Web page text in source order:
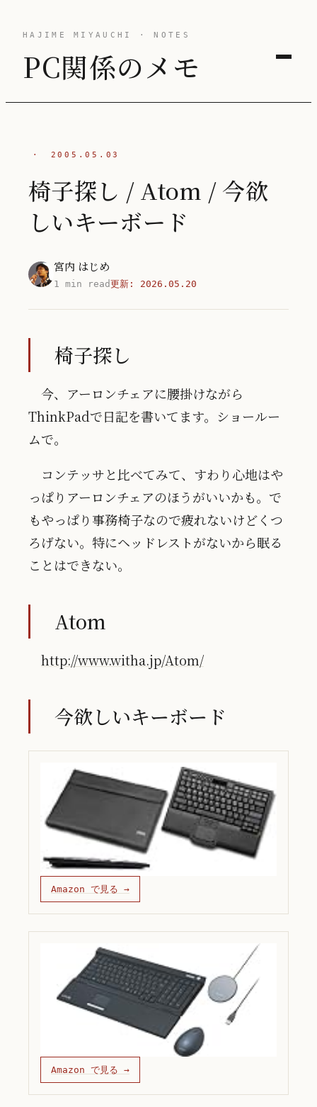
HAJIME MIYAUCHI · NOTES
PC関係のメモ
· 2005.05.03
椅子探し / Atom / 今欲
しいキーボード
宮内 はじめ
1 min read更新: 2026.05.20
椅子探し
今、アーロンチェアに腰掛けながら
ThinkPadで日記を書いてます。ショールー
ムで。
コンテッサと比べてみて、すわり心地はや
っぱりアーロンチェアのほうがいいかも。で
もやっぱり事務椅子なので疲れないけどくつ
ろげない。特にヘッドレストがないから眠る
ことはできない。
Atom
http://www.witha.jp/Atom/
今欲しいキーボード
Amazon で見る →
Amazon で見る →